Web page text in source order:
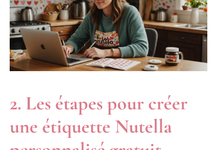
2. Les étapes pour créer
une étiquette Nutella